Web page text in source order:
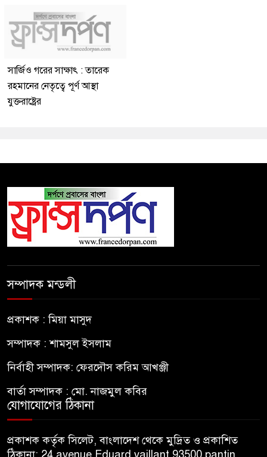
সার্জিও গরের সাক্ষাৎ : তারেক
রহমানের নেতৃত্বে পূর্ণ আস্থা
যুক্তরাষ্ট্রের
সম্পাদক মন্ডলী
প্রকাশক : মিয়া মাসুদ
সম্পাদক : শামসুল ইসলাম
নির্বাহী সম্পাদক: ফেরদৌস করিম আখঞ্জী
বার্তা সম্পাদক : মো. নাজমুল কবির
যোগাযোগের ঠিকানা
প্রকাশক কর্তৃক সিলেট, বাংলাদেশ থেকে মুদ্রিত ও প্রকাশিত